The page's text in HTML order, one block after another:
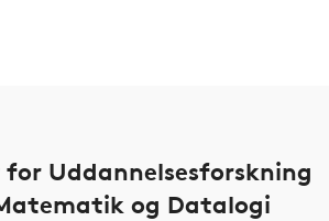
for Uddannelsesforskning
og Datalogi